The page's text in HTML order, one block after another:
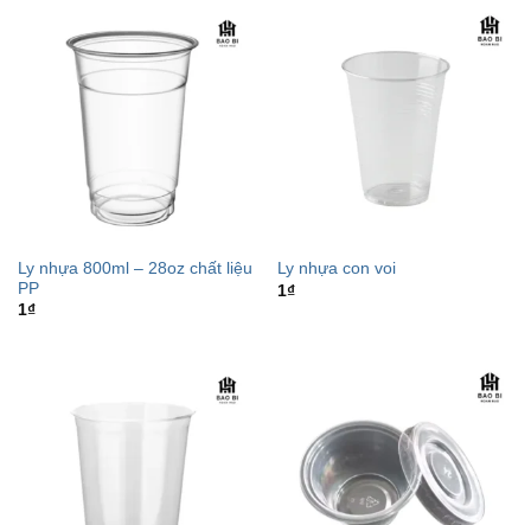
Ly nhựa 800ml – 28oz chất liệu
PP
1₫
Ly nhựa con voi
1₫